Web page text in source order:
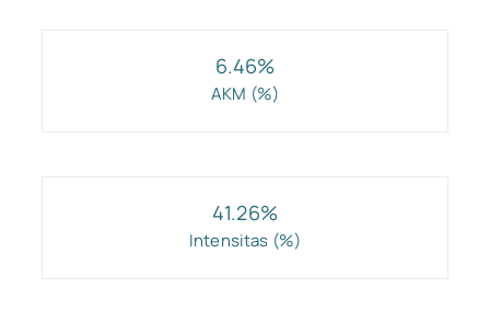
Sulawesi Tengah
Sulawesi Tenggara
6.46%
AKM (%)
41.26%
Intensitas (%)